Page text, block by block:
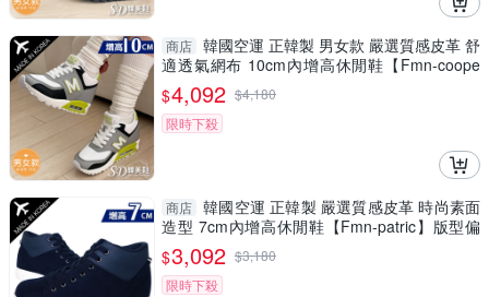
商店 韓國空運 正韓製 男女款 嚴選質感皮革 舒
適透氣網布 10cm內增高休閒鞋【Fmn-coope
r】版型偏小
$4,092 $4,180
限時下殺
商店 韓國空運 正韓製 嚴選質感皮革 時尚素面
造型 7cm內增高休閒鞋【Fmn-patric】版型偏
小 / SD韓美鞋
$3,092 $3,180
限時下殺